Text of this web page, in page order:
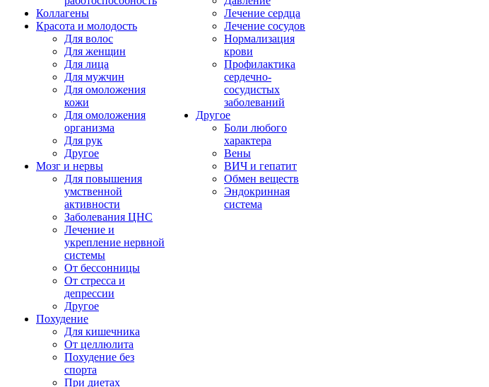
Коллагены
Красота и молодость
Для волос
Для женщин
Для лица
Для мужчин
Для омоложения
кожи
Для омоложения
организма
Для рук
Другое
Мозг и нервы
Для повышения
умственной
активности
Заболевания ЦНС
Лечение и
укрепление нервной
системы
От бессонницы
От стресса и
депрессии
Другое
Похудение
Для кишечника
От целлюлита
Похудение без
спорта
При диетах
Лечение сердца
Лечение сосудов
Нормализация
крови
Профилактика
сердечно-
сосудистых
заболеваний
Другое
Боли любого
характера
Вены
ВИЧ и гепатит
Обмен веществ
Эндокринная
система